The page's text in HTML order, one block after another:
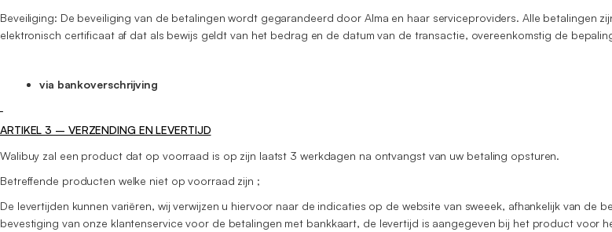
Beveiliging: De beveiliging van de betalingen wordt gegarandeerd door Alma en haar serviceproviders. Alle betalingen
elektronisch certificaat af dat als bewijs geldt van het bedrag en de datum van de transactie, overeenkomstig de
via bankoverschrijving
ARTIKEL 3 – VERZENDING EN LEVERTIJD
Walibuy zal een product dat op voorraad is op zijn laatst 3 werkdagen na ontvangst van uw betaling opsturen.
Betreffende producten welke niet op voorraad zijn ;
De levertijden kunnen variëren, wij verwijzen u hiervoor naar de indicaties op de website van sweeek, afhankelijk van
bevestiging van onze klantenservice voor de betalingen met bankkaart, de levertijd is aangegeven bij het product